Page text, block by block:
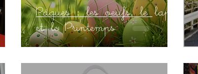
Pâques : les oeufs, le lapin
et le Printemps